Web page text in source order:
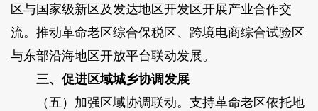
区与国家级新区及发达地区开发区开展产业合作交
流。推动革命老区综合保税区、跨境电商综合试验区
与东部沿海地区开放平台联动发展。
三、促进区域城乡协调发展
（五）加强区域协调联动。支持革命老区依托地